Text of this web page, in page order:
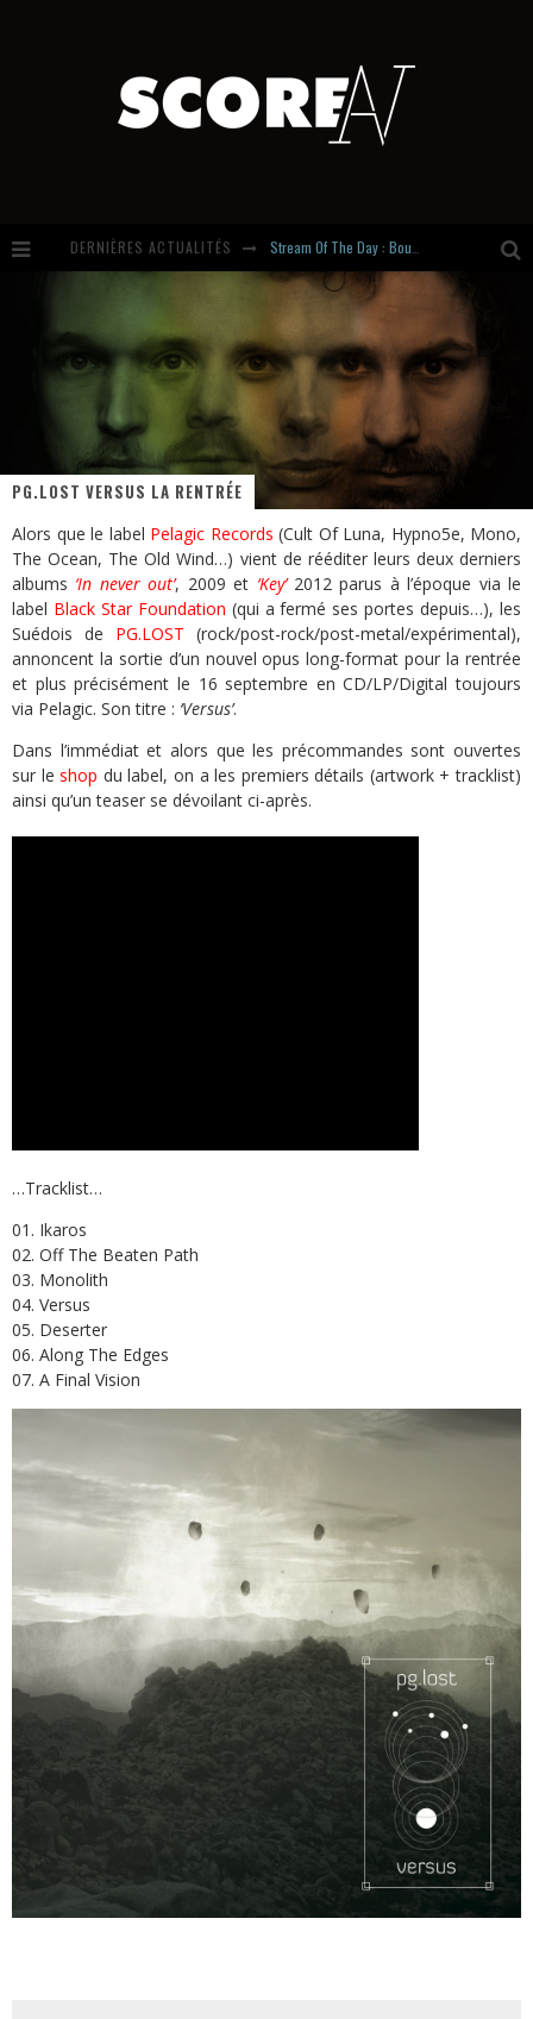
DERNIÈRES ACTUALITÉS
Introducing Newcomer : Gudewife
PG.LOST VERSUS LA RENTRÉE
Alors que le label Pelagic Records (Cult Of Luna, Hypno5e, Mono,
The Ocean, The Old Wind…) vient de rééditer leurs deux derniers
albums ‘In never out’, 2009 et ‘Key’2012 parus à l’époque via le
label Black Star Foundation (qui a fermé ses portes depuis…), les
Suédois de PG.LOST (rock/post-rock/post-metal/expérimental),
annoncent la sortie d’un nouvel opus long-format pour la rentrée
et plus précisément le 16 septembre en CD/LP/Digital toujours
via Pelagic. Son titre : ‘Versus’.
Dans l’immédiat et alors que les précommandes sont ouvertes
sur leshop du label, on a les premiers détails (artwork + tracklist)
ainsi qu’un teaser se dévoilant ci-après.
…Tracklist…
01. Ikaros
02. Off The Beaten Path
03. Monolith
04. Versus
05. Deserter
06. Along The Edges
07. A Final Vision